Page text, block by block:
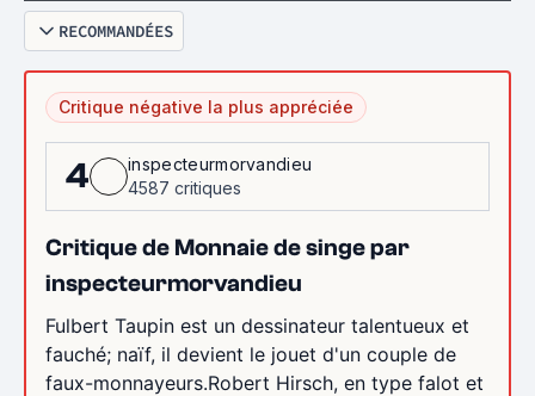
RECOMMANDÉES
Critique négative la plus appréciée
4
inspecteurmorvandieu
4587 critiques
Critique de Monnaie de singe par
inspecteurmorvandieu
Fulbert Taupin est un dessinateur talentueux et
fauché; naïf, il devient le jouet d'un couple de
faux-monnayeurs.Robert Hirsch, en type falot et